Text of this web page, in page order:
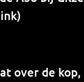
over de kop,